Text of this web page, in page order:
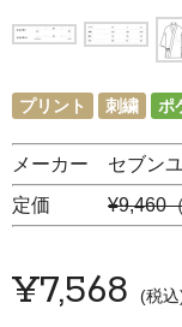
プリント 刺繍 ポ
メーカー セブン
定価 ¥9,460
¥7,568 税込